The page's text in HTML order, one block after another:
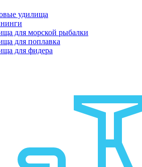
удилища
для морской рыбалки
для поплавка
для фидера